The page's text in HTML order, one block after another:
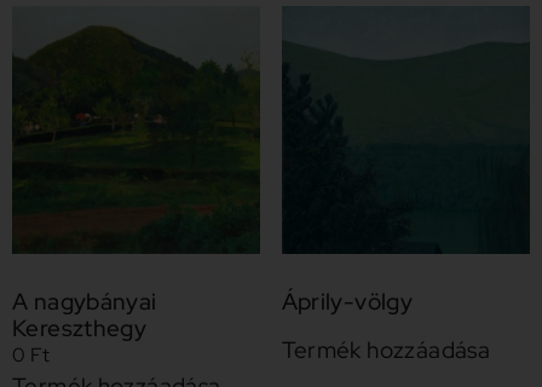
A nagybányai
Kereszthegy
0 Ft
Áprily-völgy
Termék hozzáadása